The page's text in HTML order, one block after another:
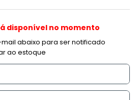
disponível no momento